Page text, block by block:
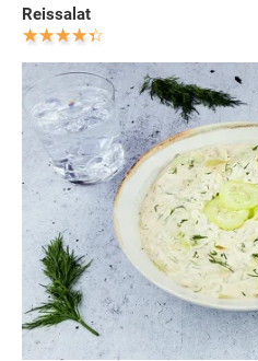
Reissalat